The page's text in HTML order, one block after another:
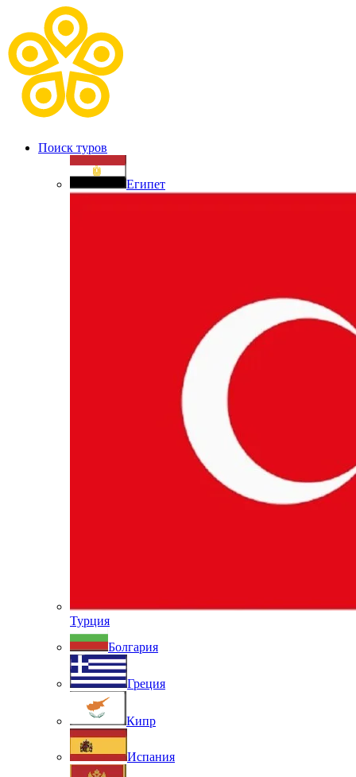
Поиск туров
Египет
Турция
Болгария
Греция
Кипр
Испания